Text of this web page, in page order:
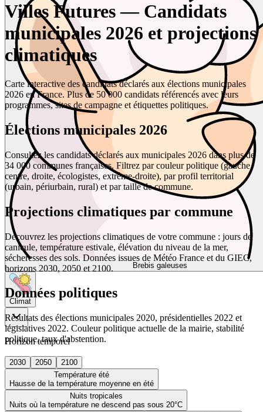
Brebis galeuses
Climat
Horizon temporel
2030 2050
2100
Température été
Hausse de la température moyenne en été
Nuits tropicales
Nuits où la température ne descend pas sous 20°C
Villes Futures — Candidats
municipales 2026 et projections
climatiques
Carte interactive des candidats déclarés aux élections municipales
2026 en France. Plus de 50 000 candidats référencés avec leurs
programmes, sites de campagne et étiquettes politiques.
Élections municipales 2026
Consultez les candidats déclarés aux municipales 2026 dans plus de
34 000 communes françaises. Filtrez par couleur politique (gauche,
centre, droite, écologistes, extrême-droite), par profil territorial
(urbain, périurbain, rural) et par taille de commune.
Projections climatiques par commune
Découvrez les projections climatiques de votre commune : jours de
canicule, température estivale, élévation du niveau de la mer,
sécheresses des sols. Données issues de Météo France et du GIEC,
horizons 2030, 2050 et 2100.
Données politiques
Résultats des élections municipales 2020, présidentielles 2022 et
législatives 2022. Couleur politique actuelle de la mairie, stabilité
politique, taux d'abstention.